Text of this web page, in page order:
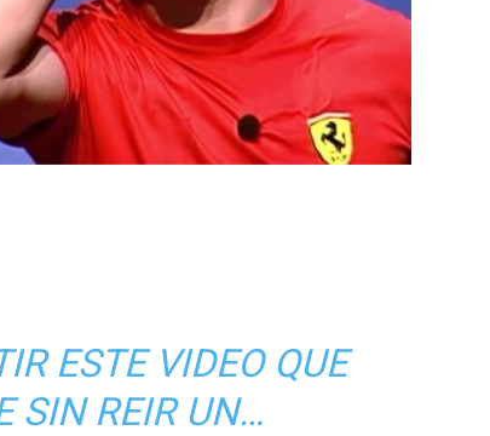
ESTE VIDEO QUE
SIN REIR UN…